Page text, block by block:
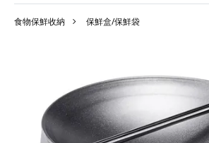
食物保鮮收納 保鮮盒/保鮮袋